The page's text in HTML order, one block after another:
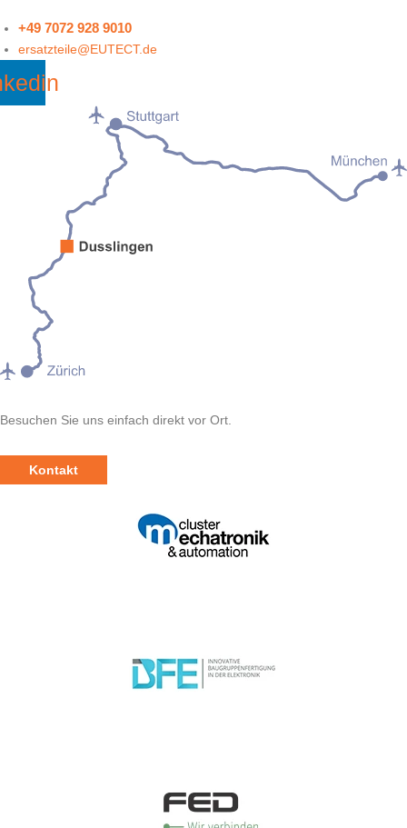
+49 7072 928 9010
ersatzteile@EUTECT.de
Besuchen Sie uns einfach direkt vor Ort.
Kontakt